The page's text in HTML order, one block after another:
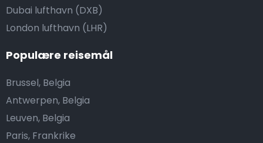
Dubai lufthavn (DXB)
London lufthavn (LHR)
Populære reisemål
Brussel, Belgia
Antwerpen, Belgia
Leuven, Belgia
Paris, Frankrike